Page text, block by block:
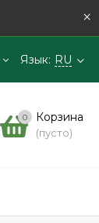
×
Язык: RU
0 Корзина
(пусто)